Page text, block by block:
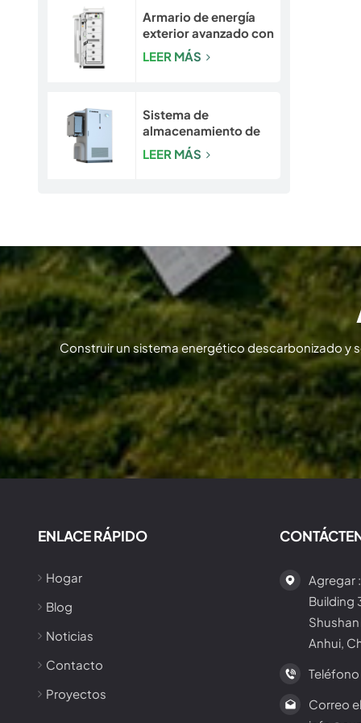
Armario de energía
exterior avanzado con
seguridad integrada |
Sistema de batería
LEER MÁS
Sistema de
almacenamiento de
energía para
exteriores con
energía LiFePO4 para
uso comercial e
industrial
LEER MÁS
Construir un sistema energético descarbonizado y
ENLACE RÁPIDO
Hogar
Blog
Noticias
Contacto
Proyectos
Agregar
Building
Anhui,
Teléfono
Correo